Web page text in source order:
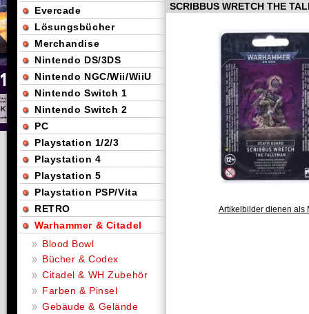
SCRIBBUS WRETCH THE
Artikelbilder dienen als
Evercade
Lösungsbücher
Merchandise
Nintendo DS/3DS
Nintendo NGC/Wii/WiiU
Nintendo Switch 1
Nintendo Switch 2
PC
Playstation 1/2/3
Playstation 4
Playstation 5
Playstation PSP/Vita
RETRO
Warhammer & Citadel
Blood Bowl
Bücher & Codex
Citadel & WH Zubehör
Farben & Pinsel
Gebäude & Gelände